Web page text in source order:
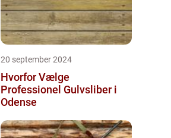
20 september 2024
Hvorfor Vælge
Professionel Gulvsliber i
Odense